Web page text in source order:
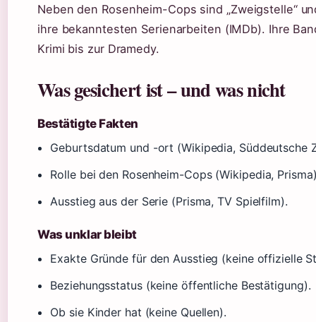
Neben den Rosenheim-Cops sind „Zweigstelle“
ihre bekanntesten Serienarbeiten (IMDb). Ihre
Krimi bis zur Dramedy.
Was gesichert ist – und was nicht
Bestätigte Fakten
Geburtsdatum und -ort (Wikipedia, Süddeutsche
Rolle bei den Rosenheim-Cops (Wikipedia,
Ausstieg aus der Serie (Prisma, TV Spielfilm).
Was unklar bleibt
Exakte Gründe für den Ausstieg (keine offizielle
Beziehungsstatus (keine öffentliche Bestätigung).
Ob sie Kinder hat (keine Quellen).